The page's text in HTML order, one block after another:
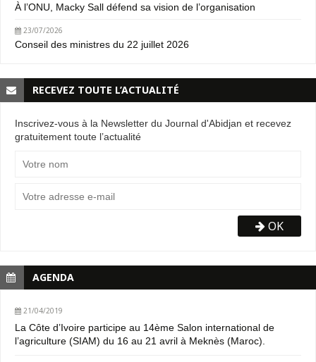
À l’ONU, Macky Sall défend sa vision de l’organisation
23/07/2026
Conseil des ministres du 22 juillet 2026
RECEVEZ TOUTE L’ACTUALITÉ
Inscrivez-vous à la Newsletter du Journal d'Abidjan et recevez
gratuitement toute l’actualité
OK
AGENDA
21/04/2019
La Côte d’Ivoire participe au 14ème Salon international de
l’agriculture (SIAM) du 16 au 21 avril à Meknès (Maroc).